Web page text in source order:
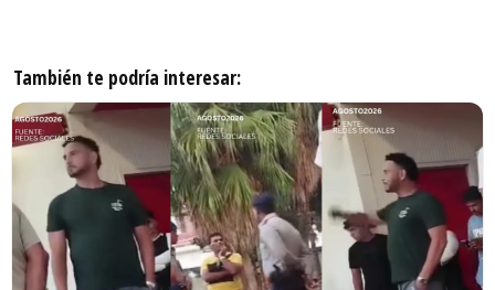
También te podría interesar: